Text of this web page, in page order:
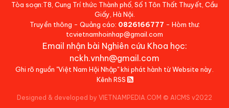
Tòa soạn:T8, Cung Trí thức Thành phố, Số 1 Tôn Thất Thuyết, Cầu
Giấy, Hà Nội.
Truyền thông - Quảng cáo: 0826166777 - Hòm thư:
tcvietnamhoinhap@gmail.com
Email nhận bài Nghiên cứu Khoa học:
nckh.vnhn@gmail.com
Ghi rõ nguồn "Việt Nam Hội Nhập" khi phát hành từ Website này.
Kênh RSS
Designed & developed by VIETNAMPEDIA.COM © AICMS v2022